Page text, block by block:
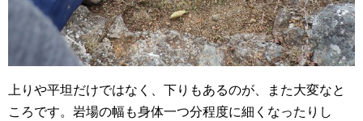
上りや平坦だけではなく、下りもあるのが、また大変なと
ころです。岩場の幅も身体一つ分程度に細くなったりし